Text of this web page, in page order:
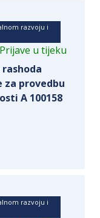
razvoju i
Prijave u tijeku
za provedbu
A 100158
razvoju i